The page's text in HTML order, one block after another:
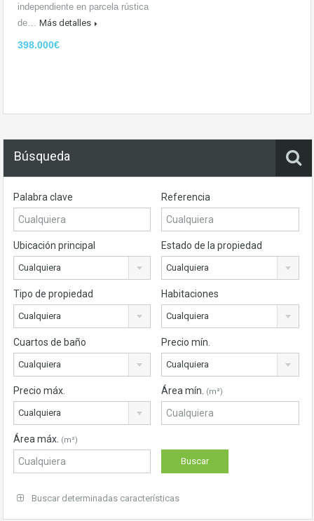
independiente en parcela rústica
de… Más detalles
398.000€
Búsqueda
Palabra clave Referencia
Ubicación principal
Cualquiera
Estado de la propiedad
Cualquiera
Tipo de propiedad
Cualquiera
Habitaciones
Cualquiera
Cuartos de baño
Cualquiera
Precio mín.
Cualquiera
Precio máx.
Cualquiera
Área mín. (m²)
Área máx. (m²)
Buscar determinadas características